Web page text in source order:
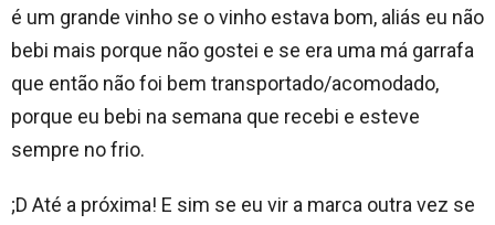
é um grande vinho se o vinho estava bom, aliás eu não
bebi mais porque não gostei e se era uma má garrafa
que então não foi bem transportado/acomodado,
porque eu bebi na semana que recebi e esteve
sempre no frio.
;D Até a próxima! E sim se eu vir a marca outra vez se